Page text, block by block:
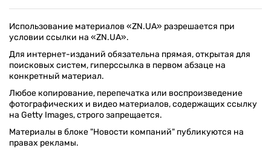
Использование материалов «ZN.UA» разрешается при
условии ссылки на «ZN.UA».
Для интернет-изданий обязательна прямая, открытая для
поисковых систем, гиперссылка в первом абзаце на
конкретный материал.
Любое копирование, перепечатка или воспроизведение
фотографических и видео материалов, содержащих ссылку
на Getty Images, строго запрещается.
Материалы в блоке "Новости компаний" публикуются на
правах рекламы.